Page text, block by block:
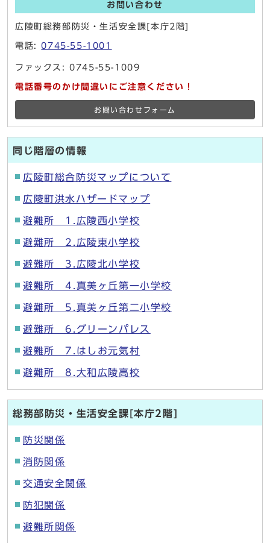
お問い合わせ
広陵町総務部防災・生活安全課[本庁2階]
電話:0745-55-1001
ファックス: 0745-55-1009
電話番号のかけ間違いにご注意ください！
お問い合わせフォーム
同じ階層の情報
広陵町総合防災マップについて
広陵町洪水ハザードマップ
避難所 1.広陵西小学校
避難所 2.広陵東小学校
避難所 3.広陵北小学校
避難所 4.真美ヶ丘第一小学校
避難所 5.真美ヶ丘第二小学校
避難所 6.グリーンパレス
避難所 7.はしお元気村
避難所 8.大和広陵高校
総務部防災・生活安全課[本庁2階]
防災関係
消防関係
交通安全関係
防犯関係
避難所関係